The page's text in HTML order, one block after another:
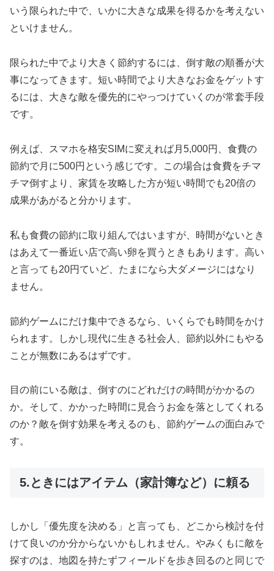
いう限られた中で、いかに大きな成果を得るかを考えない
といけません。
限られた中でより大きく節約するには、倒す敵の順番が大
事になってきます。短い時間でより大きなお金をゲットす
るには、大きな敵を優先的にやっつけていくのが常套手段
です。
例えば、スマホを格安SIMに変えれば月5,000円、食費の
節約で月に500円という感じです。この場合は食費をチマ
チマ倒すより、家賃を攻略した方が短い時間でも20倍の
成果があがると分かります。
私も食費の節約に取り組んではいますが、時間がないとき
はあえて一番近い店で高い卵を買うときもあります。高い
と言っても20円ていど、たまになら大ダメージにはなり
ません。
節約ゲームにだけ集中できるなら、いくらでも時間をかけ
られます。しかし現代に生きる社会人、節約以外にもやる
ことが無数にあるはずです。
目の前にいる敵は、倒すのにどれだけの時間がかかるの
か。そして、かかった時間に見合うお金を落としてくれる
のか？敵を倒す効果を考えるのも、節約ゲームの面白みで
す。
5.ときにはアイテム（家計簿など）に頼る
しかし「優先度を決める」と言っても、どこから検討を付
けて良いのか分からないかもしれません。やみくもに敵を
探すのは、地図を持たずフィールドを歩き回るのと同じで